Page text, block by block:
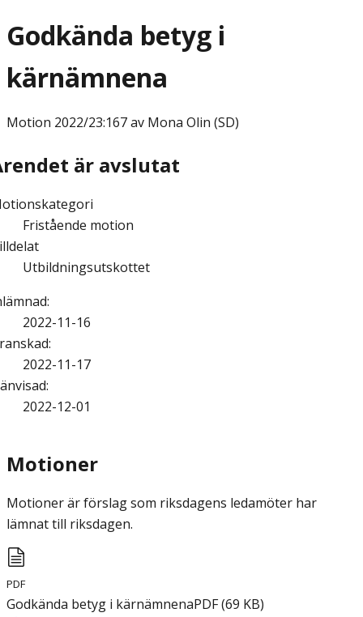
Godkända betyg i
kärnämnena
Motion 2022/23:167 av Mona Olin (SD)
är avslutat
Fristående motion
Utbildningsutskottet
:
2022-11-16
:
2022-11-17
:
2022-12-01
Motioner
Motioner är förslag som riksdagens ledamöter har
lämnat till riksdagen.
PDF
Godkända betyg i kärnämnenaPDF(69 KB)